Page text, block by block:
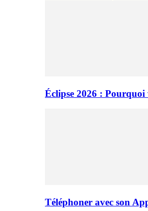
Éclipse 2026 : Pourquoi
Téléphoner avec son